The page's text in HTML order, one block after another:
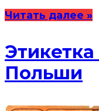
Читать далее »
Польши